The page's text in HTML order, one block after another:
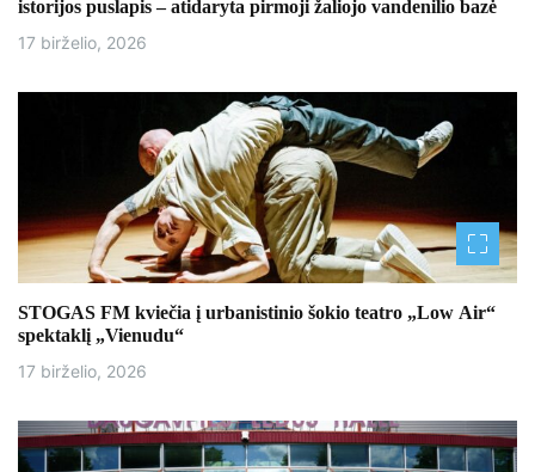
istorijos puslapis – atidaryta pirmoji žaliojo vandenilio bazė
17 birželio, 2026
STOGAS FM kviečia į urbanistinio šokio teatro „Low Air“
spektaklį „Vienudu“
17 birželio, 2026